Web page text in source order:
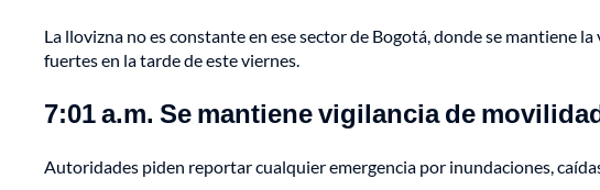
La llovizna no es constante en ese sector de Bogotá, donde se mantiene
fuertes en la tarde de este viernes.
7:01 a.m. Se mantiene vigilancia de
Autoridades piden reportar cualquier emergencia por inundaciones,